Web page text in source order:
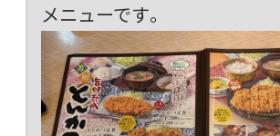
メニューです。